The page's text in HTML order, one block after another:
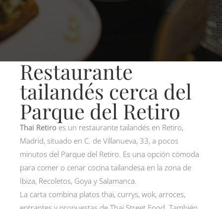
Restaurante
tailandés cerca del
Parque del Retiro
Thai Retiro es un restaurante tailandés en Retiro,
Madrid, situado en C. de Villanueva, 33, a pocos
minutos del Parque del Retiro. Es una opción cómoda
para comer o cenar cocina tailandesa en la zona de
Ibiza, Recoletos, Goya y Salamanca.
La carta combina platos thai, currys, wok, arroces,